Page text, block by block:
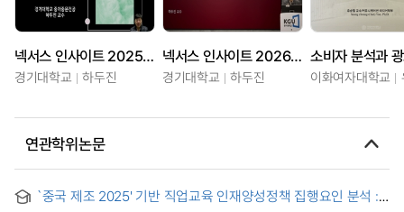
넥서스 인사이트 2025(한국편)
경기대학교 하두진
넥서스 인사이트 2026 중국편
경기대학교 하두진 이화여자대학교
연관학위논문
`중국 제조 2025' 기반 직업교육 인재양성정책 집행요인 분석 :